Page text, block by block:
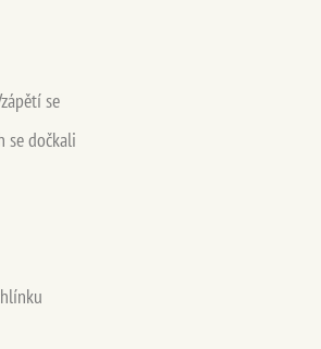
se
se dočkali